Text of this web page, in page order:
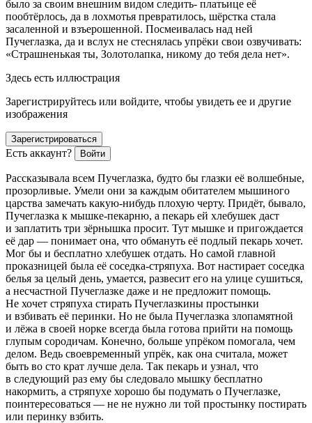
было за своим внешним видом следить- платьице её
пообтёрлось, да в лохмотья превратилось, шёрстка стала
засаленной и взъерошенной. Посмеивалась над ней
Пучеглазка, да и вслух не стеснялась упрёки свои озвучивать:
«Страшненькая ты, Золотолапка, никому до тебя дела нет».
Здесь есть иллюстрация
Зарегистрируйтесь или войдите, чтобы увидеть ее и другие
изображения
Зарегистрироваться
Есть аккаунт? Войти
Рассказывала всем Пучеглазка, будто бы глазки её волшебные,
прозорливые. Умели они за каждым обитателем мышиного
царства замечать какую-нибудь плохую черту. Придёт, бывало,
Пучеглазка к мышке-пекарню, а пекарь ей хлебушек даст
и заплатить три зёрнышка просит. Тут мышке и пригождается
её дар — понимает она, что обмануть её подлый пекарь хочет.
Мог бы и бесплатно хлебушек отдать. Но самой главной
проказницей была её соседка-стряпуха. Вот настирает соседка
белья за целый день, умается, развесит его на улице сушиться,
а несчастной Пучеглазке даже и не предложит помощь.
Не хочет стряпуха стирать Пучеглазкины простынки
и взбивать её перинки. Но не была Пучеглазка злопамятной
и лёжа в своей норке всегда была готова прийти на помощь
глупым сородичам. Конечно, больше упрёком помогала, чем
делом. Ведь своевременный упрёк, как она считала, может
быть во сто крат лучше дела. Так пекарь и узнал, что
в следующий раз ему бы следовало мышку бесплатно
накормить, а стряпухе хорошо бы подумать о Пучеглазке,
поинтересоваться — не не нужно ли той простынку постирать
или перинку взбить.